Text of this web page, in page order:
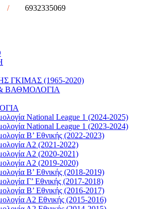
/ 6932335069
ΓΚΙΜΑΣ (1965-2020)
ΒΑΘΜΟΛΟΓΙΑ
National League 1 (2024-2025)
National League 1 (2023-2024)
Β’ Εθνικής (2022-2023)
Α2 (2021-2022)
Α2 (2020-2021)
Α2 (2019-2020)
B’ Εθνικής (2018-2019)
Γ’ Εθνικής (2017-2018)
Β’ Εθνικής (2016-2017)
Α2 Εθνικής (2015-2016)